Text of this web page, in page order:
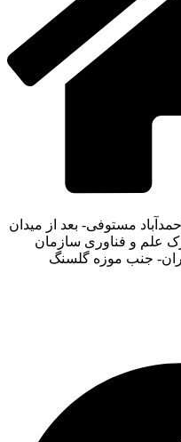
مستوفی- بعد از میدان
علم و فناوری سازمان
جنب موزه گلسنگ